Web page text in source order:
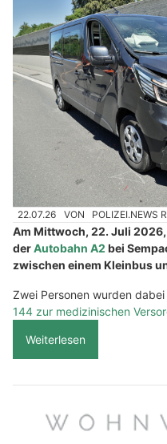
22.07.26 VON POLIZEI.NEWS
Am Mittwoch, 22. Juli
derAutobahn A2 bei
zwischen einem Kleinbus
Zwei Personen wurden
144 zur medizinischen
Weiterlesen